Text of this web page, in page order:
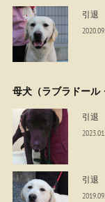
引退
母犬（ラブラドール
引退
引退